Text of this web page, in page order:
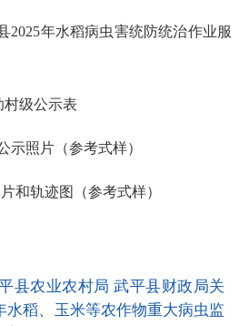
2025年水稻病虫害统防统治作业服
村级公示表
示照片（参考式样）
和轨迹图（参考式样）
县农业农村局 武平县财政局关
水稻、玉米等农作物重大病虫监